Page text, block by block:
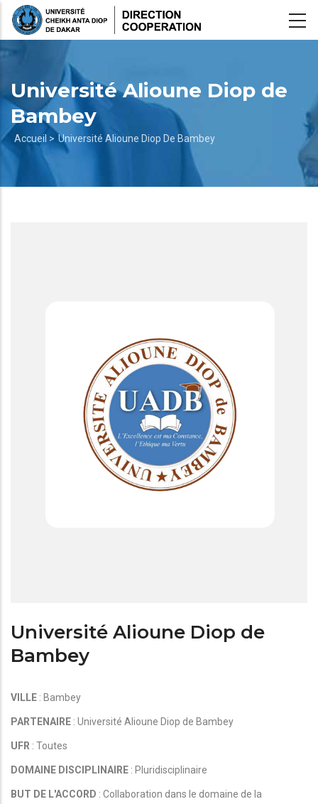
Aller
Université Alioune Diop de
Bambey
Fil
d'Ariane
Accueil > Université Alioune Diop De Bambey
Université Alioune Diop de
Bambey
VILLE : Bambey
PARTENAIRE : Université Alioune Diop de Bambey
UFR : Toutes
DOMAINE DISCIPLINAIRE : Pluridisciplinaire
BUT DE L'ACCORD : Collaboration dans le domaine de la